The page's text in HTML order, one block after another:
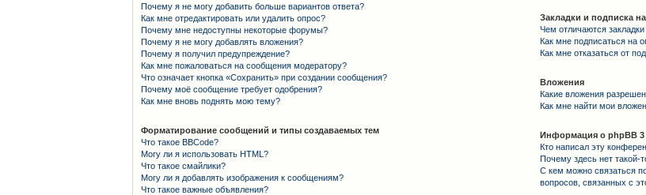
Почему я не могу добавить больше вариантов ответа?
Как мне отредактировать или удалить опрос?
Почему мне недоступны некоторые форумы?
Почему я не могу добавлять вложения?
Почему я получил предупреждение?
Как мне пожаловаться на сообщения модератору?
Что означает кнопка «Сохранить» при создании сообщения?
Почему моё сообщение требует одобрения?
Как мне вновь поднять мою тему?
Форматирование сообщений и типы создаваемых тем
Что такое BBCode?
Могу ли я использовать HTML?
Что такое смайлики?
Могу ли я добавлять изображения к сообщениям?
Что такое важные объявления?
Закладки и подписка
Чем отличаются закладки
Как мне подписаться на
Как мне отказаться от
Вложения
Какие вложения
Как мне найти мои
Информация о phpBB 3
Кто написал эту
Почему здесь нет такой-
С кем можно связаться
вопросов, связанных с